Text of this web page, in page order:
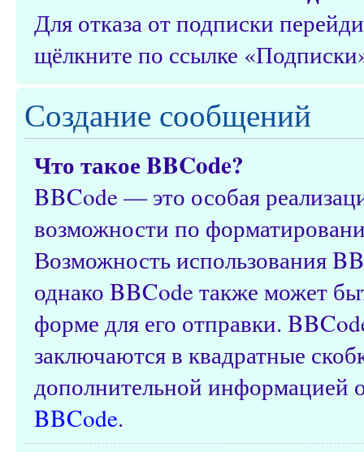
Для отказа от подписки
щёлкните по ссылке
Создание сообщений
Что такое BBCode?
BBCode — это особая
возможности по
Возможность использования
однако BBCode также может
форме для его отправки.
заключаются в квадратные
дополнительной информацией
BBCode.